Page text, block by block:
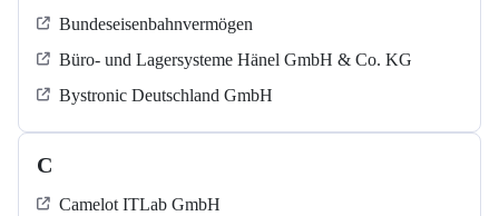
Bundeseisenbahnvermögen
Büro- und Lagersysteme Hänel GmbH & Co. KG
Bystronic Deutschland GmbH
C
Camelot ITLab GmbH